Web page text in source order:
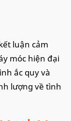
luận cảm
móc hiện đại
ắc quy và
lượng về tình